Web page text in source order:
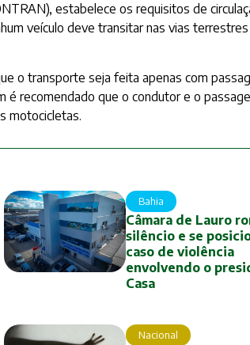
estabelece os requisitos de
veículo deve transitar nas vias
o transporte seja feita apenas com
recomendado que o condutor e o
motocicletas.
Bahia
Câmara de Lauro
silêncio e se
caso de violência
envolvendo o
Casa
Nacional